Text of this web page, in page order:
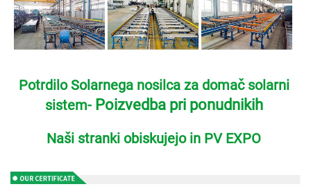
Potrdilo Solarnega nosilca za domač solarni
sistem- Poizvedba pri ponudnikih
Naši stranki obiskujejo in PV EXPO